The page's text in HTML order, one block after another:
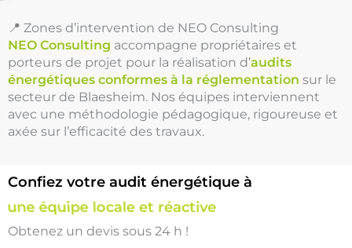
📍 Zones d’intervention de NEO Consulting
NEO Consulting accompagne propriétaires et
porteurs de projet pour la réalisation d’audits
énergétiques conformes à la réglementation sur le
secteur de Blaesheim. Nos équipes interviennent
avec une méthodologie pédagogique, rigoureuse et
axée sur l’efficacité des travaux.
Confiez votre audit énergétique à
une équipe locale et réactive
Obtenez un devis sous 24 h !